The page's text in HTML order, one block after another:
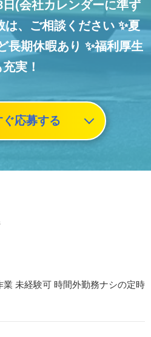
(会社カレンダーに準ず
は、ご相談ください✨夏
長期休暇あり ✨福利厚生
充実！
ぐ応募する
未経験可 時間外勤務ナシの定時